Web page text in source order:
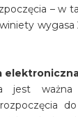
– w
jest